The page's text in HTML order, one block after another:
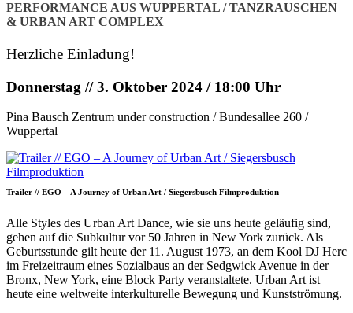
PERFORMANCE AUS WUPPERTAL / TANZRAUSCHEN
& URBAN ART COMPLEX
Herzliche Einladung!
Donnerstag // 3. Oktober 2024 / 18:00 Uhr
Pina Bausch Zentrum under construction / Bundesallee 260 /
Wuppertal
Trailer // EGO – A Journey of Urban Art / Siegersbusch Filmproduktion
Alle Styles des Urban Art Dance, wie sie uns heute geläufig sind,
gehen auf die Subkultur vor 50 Jahren in New York zurück. Als
Geburtsstunde gilt heute der 11. August 1973, an dem Kool DJ Herc
im Freizeitraum eines Sozialbaus an der Sedgwick Avenue in der
Bronx, New York, eine Block Party veranstaltete. Urban Art ist
heute eine weltweite interkulturelle Bewegung und Kunstströmung.